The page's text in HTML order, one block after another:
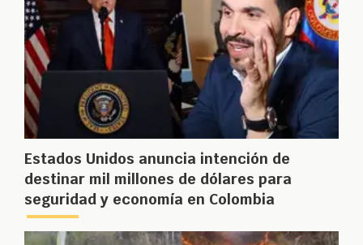
Estados Unidos anuncia intención de
destinar mil millones de dólares para
seguridad y economía en Colombia